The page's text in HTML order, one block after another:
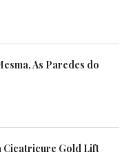
As Paredes do
Cicatricure Gold Lift